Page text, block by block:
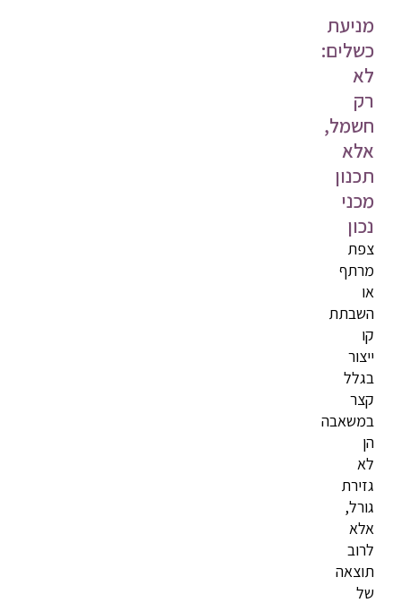
מניעת
כשלים:
לא
רק
חשמל,
אלא
תכנון
מכני
נכון
צפת
מרתף
או
השבתת
קו
ייצור
בגלל
קצר
במשאבה
הן
לא
גזירת
גורל,
אלא
לרוב
תוצאה
של